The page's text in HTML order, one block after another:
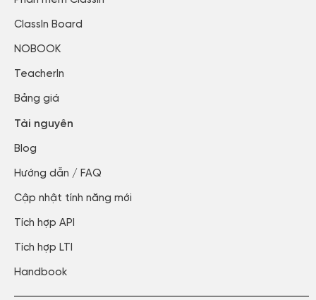
ClassIn Board
NOBOOK
TeacherIn
Bảng giá
Tài nguyên
Blog​
Hướng dẫn / FAQ​
Cập nhật tính năng mới​
Tích hợp API​
Tích hợp LTI
Handbook